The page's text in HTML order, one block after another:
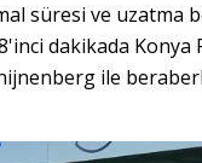
süresi ve uzatma
dakikada Konya
ile